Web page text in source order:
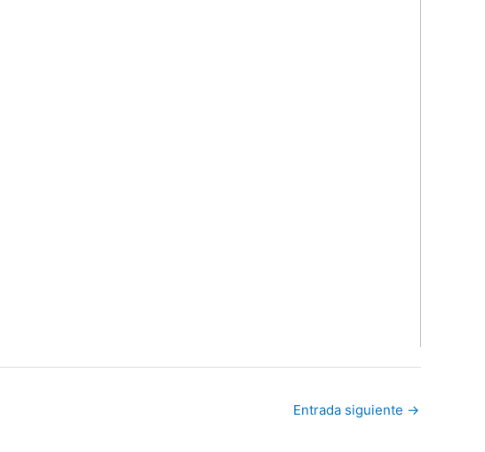
Entrada siguiente →